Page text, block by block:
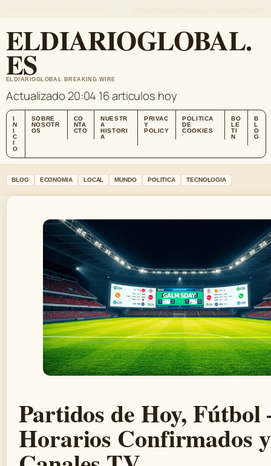
ELDIARIOGLOBAL.
ES
ELDIARIOGLOBAL BREAKING WIRE
Actualizado 20:04 16 articulos hoy
I
N
I
C
I
O
SOBRE
NOSOTR
OS
CO
NTA
CTO
NUESTR
A
HISTORI
A
PRIVAC
Y
POLICY
POLITICA
DE
COOKIES
BO
LE
TI
N
B
L
O
G
BLOG ECONOMIA LOCAL MUNDO POLITICA TECNOLOGIA
Partidos de Hoy, Fútbol
Horarios Confirmados y